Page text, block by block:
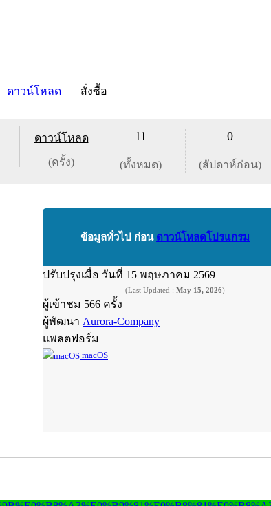
ดาวน์โหลด สั่งซื้อ
ดาวน์โหลด
(ครั้ง)
11
(ทั้งหมด)
0
(สัปดาห์ก่อน)
ข้อมูลทั่วไป ก่อน ดาวน์โหลดโปรแกรม
ปรับปรุงเมื่อ วันที่ 15 พฤษภาคม 2569
(Last Updated : May 15, 2026)
ผู้เข้าชม 566 ครั้ง
ผู้พัฒนา Aurora-Company
แพลตฟอร์ม
macOS